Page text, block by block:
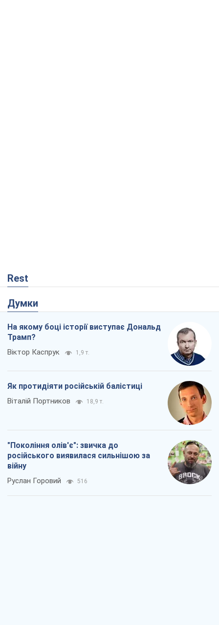
Rest
Думки
На якому боці історії виступає Дональд
Трамп?
Віктор Каспрук 1,9 т.
Як протидіяти російській балістиці
Віталій Портников 18,9 т.
"Покоління олів'є": звичка до
російського виявилася сильнішою за
війну
Руслан Горовий 516